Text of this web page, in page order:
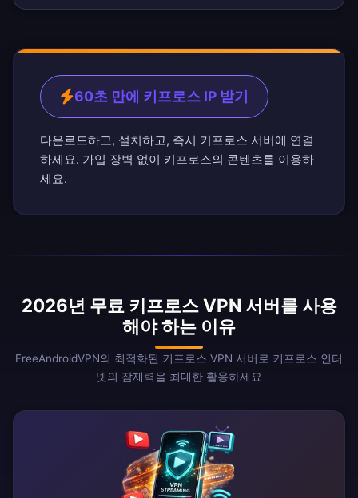
60초 만에 키프로스 IP 받기
다운로드하고, 설치하고, 즉시 키프로스 서버에 연결
하세요. 가입 장벽 없이 키프로스의 콘텐츠를 이용하
세요.
2026년 무료 키프로스 VPN 서버를 사용
해야 하는 이유
FreeAndroidVPN의 최적화된 키프로스 VPN 서버로 키프로스 인터
넷의 잠재력을 최대한 활용하세요